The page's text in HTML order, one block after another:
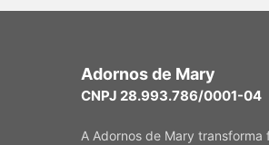
Adornos de Mary
CNPJ 28.993.786/0001-04
A Adornos de Mary transforma